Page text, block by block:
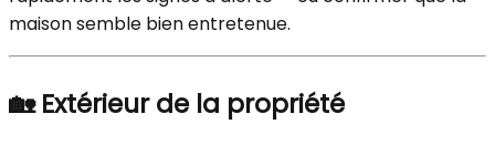
maison semble bien entretenue.
🏡Extérieur de la propriété